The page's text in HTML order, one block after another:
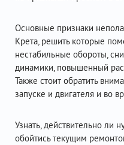
Основные признаки
Крета, решить которые
нестабильные обороты,
динамики, повышенный
Также стоит обратить
запуске и двигателя и во
Узнать, действительно ли
обойтись текущим